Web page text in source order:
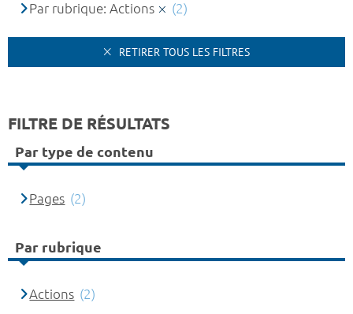
Par rubrique: Actions
(2)
RETIRER TOUS LES FILTRES
FILTRE DE RÉSULTATS
Par type de contenu
Pages (2)
Par rubrique
Actions (2)